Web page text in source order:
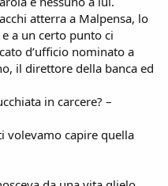
atterra a Malpensa, lo
a un certo punto ci
d’ufficio nominato a
il direttore della banca ed
in carcere? –
volevamo capire quella